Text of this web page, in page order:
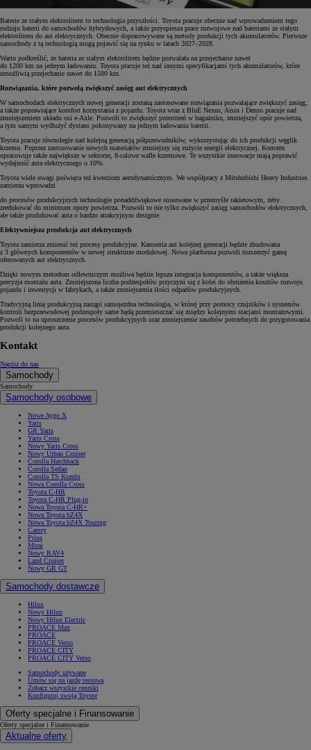
Baterie ze stałym elektrolitem to technologia przyszłości. Toyota pracuje obecnie nad wprowadzeniem tego
rodzaju baterii do samochodów hybrydowych, a także przyspiesza prace rozwojowe nad bateriami ze stałym
elektrolitem do aut elektrycznych. Obecnie dopracowywane są metody produkcji tych akumulatorów. Pierwsze
samochody z tą technologią mogą pojawić się na rynku w latach 2027–2028.
Warto podkreślić, że bateria ze stałym elektrolitem będzie pozwalała na przejechanie nawet
do 1200 km na jednym ładowaniu. Toyota pracuje też nad innymi specyfikacjami tych akumulatorów, które
umożliwią przejechanie nawet do 1500 km.
Rozwiązania, które pozwolą zwiększyć zasięg aut elektrycznych
W samochodach elektrycznych nowej generacji zostaną zastosowane rozwiązania pozwalające zwiększyć zasięg,
a także poprawiające komfort korzystania z pojazdu. Toyota wraz z BluE Nexus, Aisin i Denso pracuje nad
zmniejszeniem układu osi e-Axle. Pozwoli to zwiększyć przestrzeń w bagażniku, zmniejszyć opór powietrza,
a tym samym wydłużyć dystans pokonywany na jednym ładowaniu baterii.
Toyota pracuje równolegle nad kolejną generacją półprzewodników, wykorzystując do ich produkcji węglik
krzemu. Poprzez zastosowanie nowych materiałów zmniejszy się zużycie energii elektrycznej. Koncern
opracowuje także największe w sektorze, 8-calowe wafle krzemowe. Te wszystkie innowacje mają poprawić
wydajność auta elektrycznego o 10%.
Toyota wiele uwagi poświęca też kwestiom aerodynamicznym. We współpracy z Mitshubishi Heavy Industries
zamierza wprowadzi
do procesów produkcyjnych technologie ponaddźwiękowe stosowane w przemyśle rakietowym, żeby
zredukować do minimum opory powietrza. Pozwoli to nie tylko zwiększyć zasięg samochodów elektrycznych,
ale także produkować auta o bardzo atrakcyjnym designie.
Efektywniejsza produkcja aut elektrycznych
Toyota zamierza zmienić też procesy produkcyjne. Karoseria aut kolejnej generacji będzie zbudowana
z 3 głównych komponentów w nowej strukturze modułowej. Nowa platforma pozwoli rozszerzyć gamę
oferowanych aut elektrycznych.
Dzięki nowym metodom odlewniczym możliwa będzie lepsza integracja komponentów, a także większa
precyzja montażu auta. Zmniejszona liczba podzespołów przyczyni się z kolei do obniżenia kosztów rozwoju
pojazdu i inwestycji w fabrykach, a także zmniejszenia ilości odpadów produkcyjnych.
Tradycyjną linię produkcyjną zastąpi samojezdna technologia, w której przy pomocy czujników i systemów
kontroli bezprzewodowej podzespoły same będą przemieszczać się między kolejnymi stacjami montażowymi.
Pozwoli to na uproszczenie procesów produkcyjnych oraz zmniejszenie zasobów potrzebnych do przygotowania
produkcji kolejnego auta.
Kontakt
Napisz do nas
Samochody
Samochody
Samochody osobowe
Nowe Aygo X
Yaris
GR Yaris
Yaris Cross
Nowy Yaris Cross
Nowy Urban Cruiser
Corolla Hatchback
Corolla Sedan
Corolla TS Kombi
Nowa Corolla Cross
Toyota C-HR
Toyota C-HR Plug-in
Nowa Toyota C-HR+
Nowa Toyota bZ4X
Nowa Toyota bZ4X Touring
Camry
Prius
Mirai
Nowy RAV4
Land Cruiser
Nowy GR GT
Samochody dostawcze
Hilux
Nowy Hilux
Nowy Hilux Electric
PROACE Max
PROACE
PROACE Verso
PROACE CITY
PROACE CITY Verso
Samochody używane
Umów się na jazdę testową
Zobacz wszystkie cenniki
Konfiguruj swoją Toyotę
Oferty specjalne i Finansowanie
Oferty specjalne i Finansowanie
Aktualne oferty